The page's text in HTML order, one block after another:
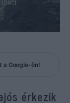
a Google-ön!
érkezik